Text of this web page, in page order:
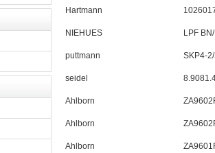
Hartmann
NIEHUES LPF
puttmann SKP4-
seidel
Ahlborn
Ahlborn
Ahlborn